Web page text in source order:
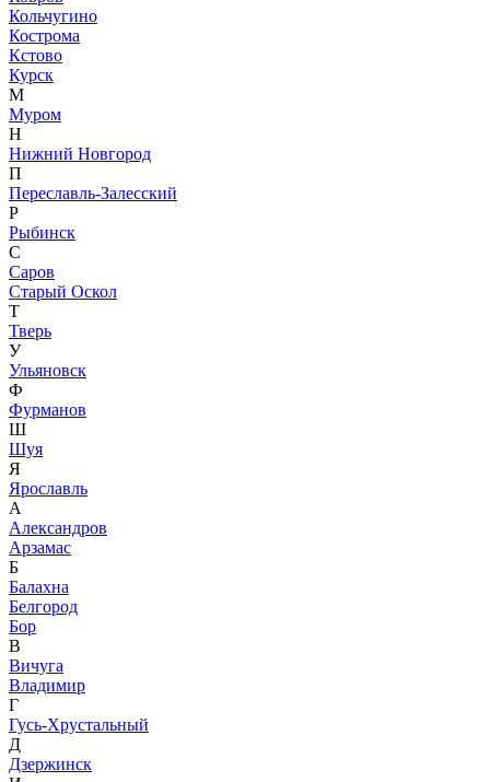
Кольчугино
Кострома
Кстово
Курск
М
Муром
Н
Нижний Новгород
П
Переславль-Залесский
Р
Рыбинск
С
Саров
Старый Оскол
Т
Тверь
У
Ульяновск
Ф
Фурманов
Ш
Шуя
Я
Ярославль
А
Александров
Арзамас
Б
Балахна
Белгород
Бор
В
Вичуга
Владимир
Г
Гусь-Хрустальный
Д
Дзержинск